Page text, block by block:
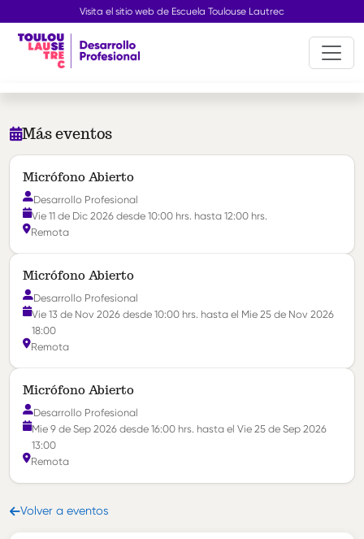
Visita el sitio web de Escuela Toulouse Lautrec
Volver a eventos
Más eventos
Micrófono Abierto
Desarrollo Profesional
Vie 11 de Dic 2026 desde 10:00 hrs. hasta 12:00 hrs.
Remota
Micrófono Abierto
Desarrollo Profesional
Vie 13 de Nov 2026 desde 10:00 hrs. hasta el Mie 25 de Nov 2026
18:00
Remota
Micrófono Abierto
Desarrollo Profesional
Mie 9 de Sep 2026 desde 16:00 hrs. hasta el Vie 25 de Sep 2026
13:00
Remota